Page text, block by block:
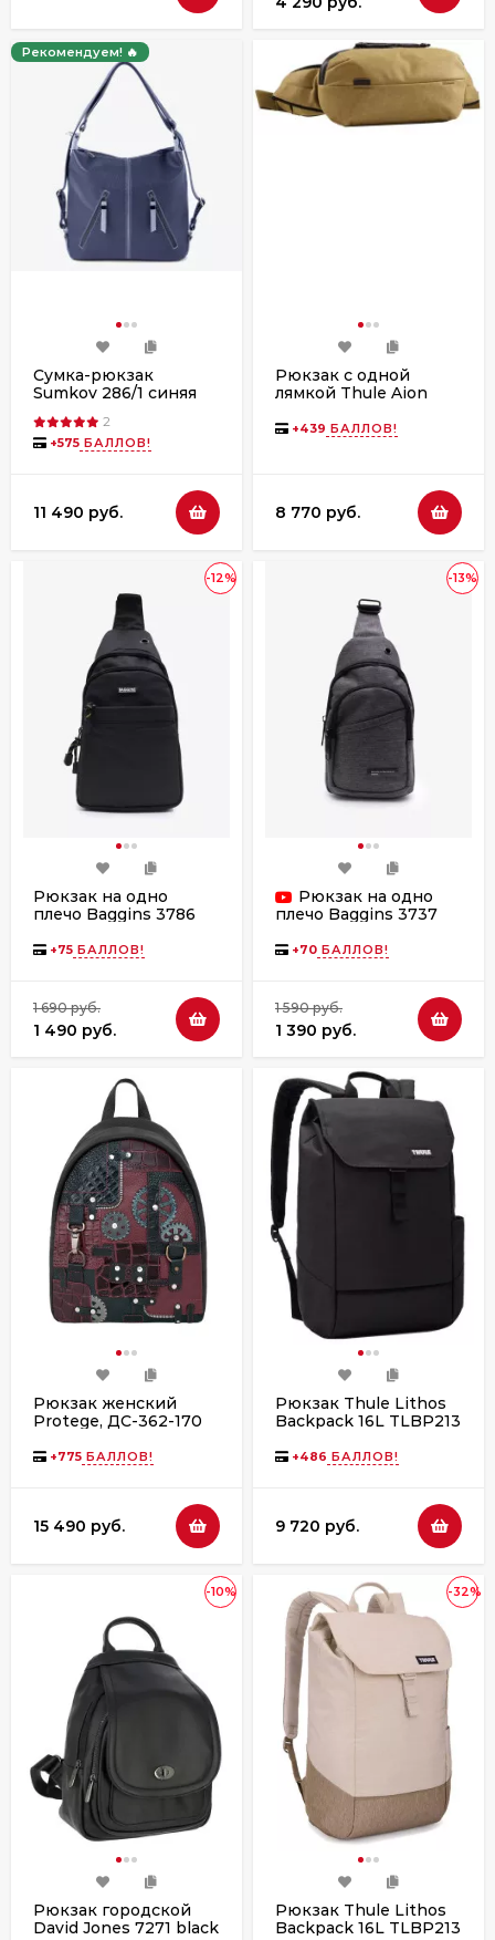
Рекомендуем! 🔥
Сумка-рюкзак
Sumkov 286/1 синяя
2
+575 БАЛЛОВ!
11 490 руб.
Рюкзак с одной
лямкой Thule Aion
+439 БАЛЛОВ!
8 770 руб.
-12%
Рюкзак на одно
плечо Baggins 3786
+75 БАЛЛОВ!
1 690 руб.
1 490 руб.
-13%
Рюкзак на одно
плечо Baggins 3737
+70 БАЛЛОВ!
1 590 руб.
1 390 руб.
Рюкзак женский
Protege, ДС-362-170
бордовый флотер
+775 БАЛЛОВ!
15 490 руб.
Рюкзак Thule Lithos
Backpack 16L TLBP213
+486 БАЛЛОВ!
9 720 руб.
-10%
Рюкзак городской
David Jones 7271 black
-32%
Рюкзак Thule Lithos
Backpack 16L TLBP213